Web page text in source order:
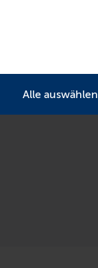
Alle auswählen